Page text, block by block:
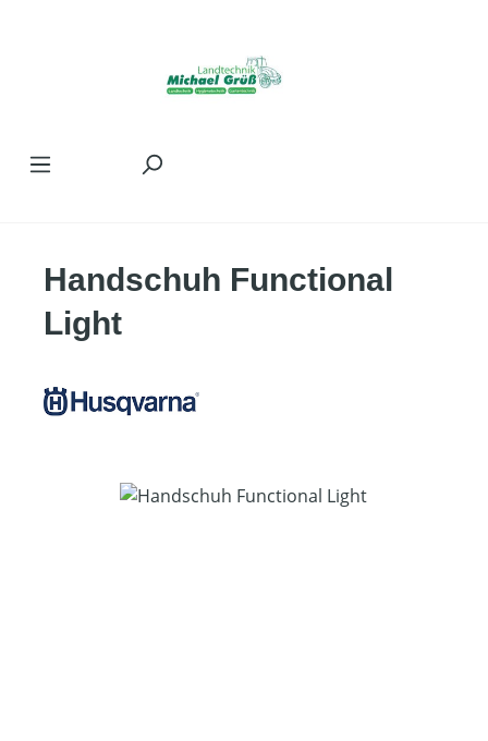
Handschuh Functional
Light
Bildergalerie überspringen